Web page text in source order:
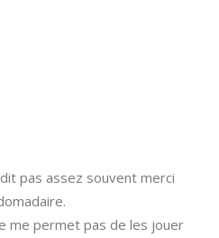
pas assez souvent merci
me permet pas de les jouer